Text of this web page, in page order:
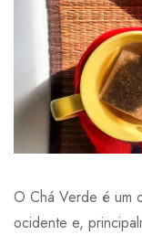
O Chá Verde é um
ocidente e,